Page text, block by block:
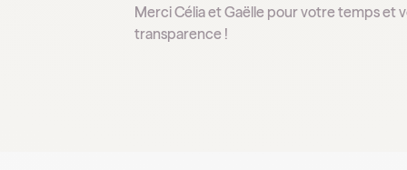
Merci Célia et Gaëlle pour votre temps et
transparence !